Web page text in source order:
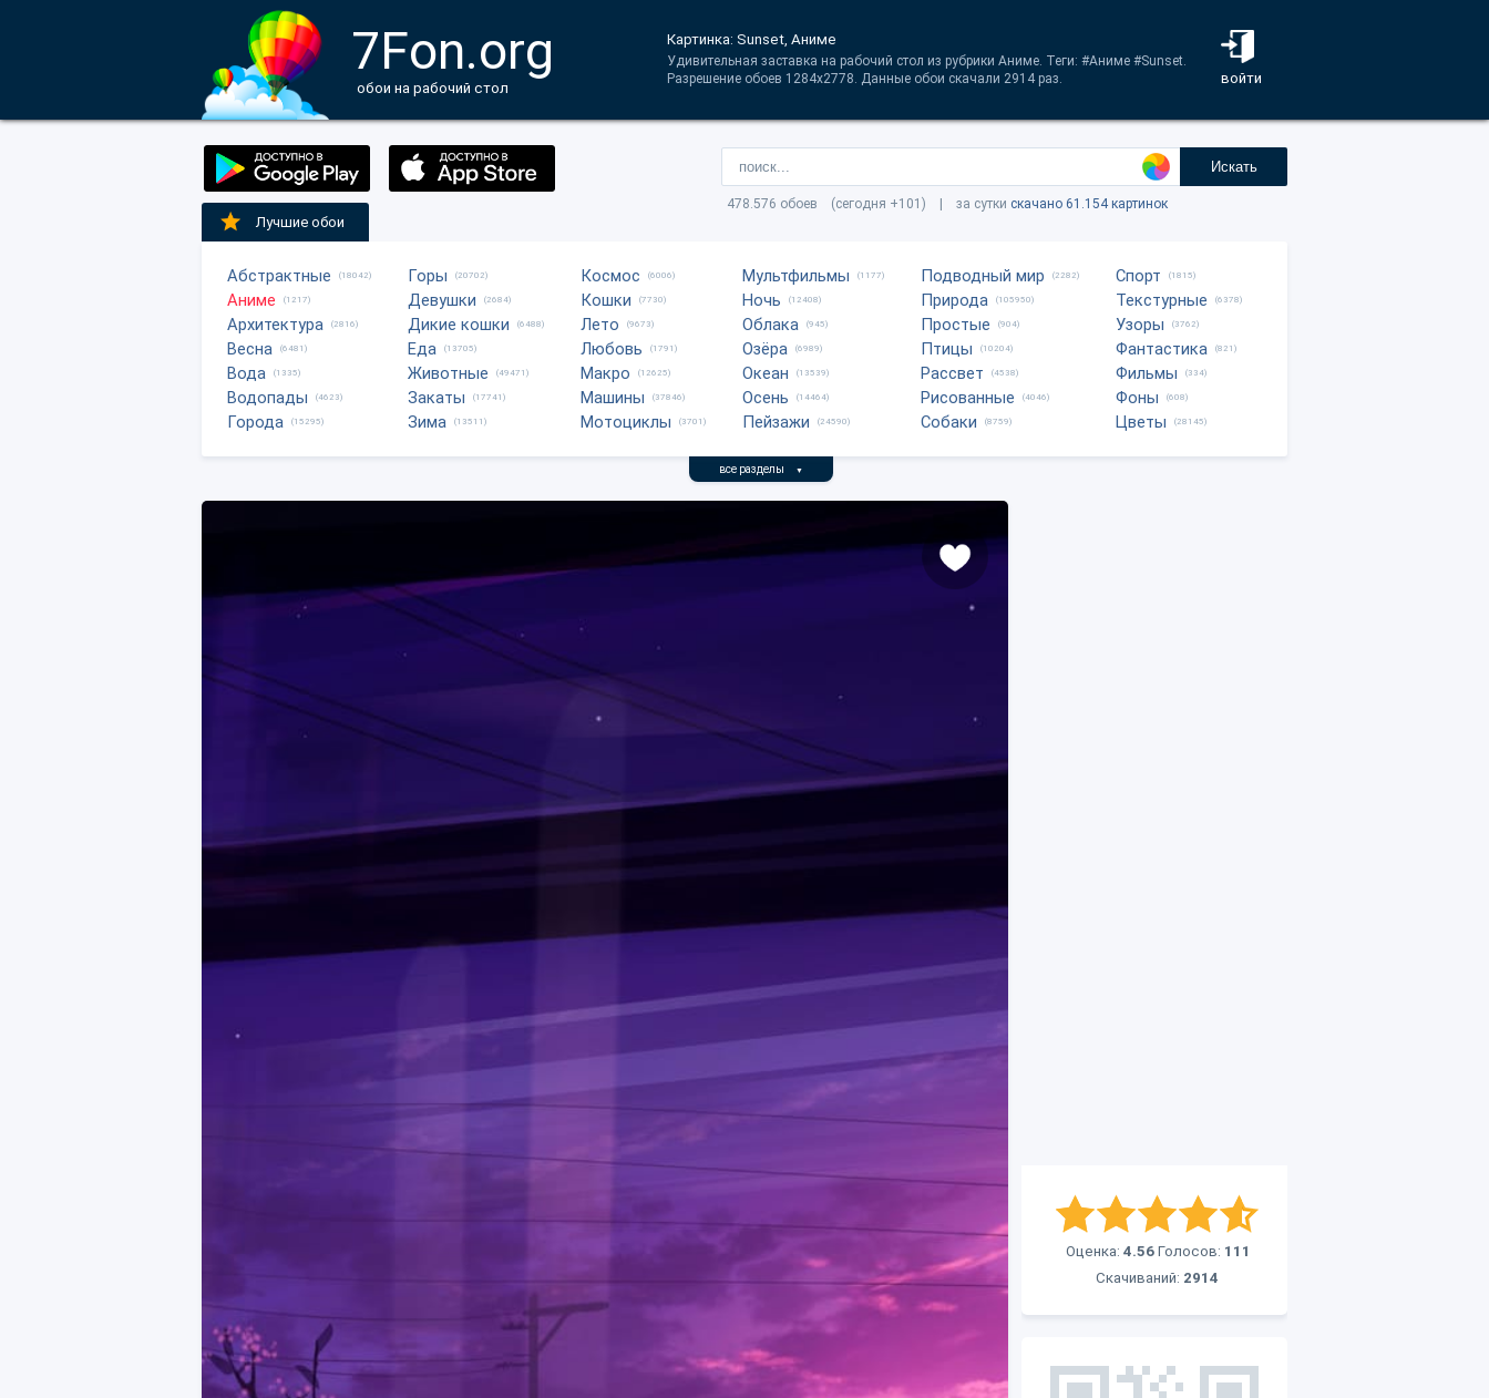
7Fon.org
обои на рабочий стол
войти
Картинка: Sunset, Аниме
Удивительная заставка на рабочий стол из рубрики Аниме. Теги: #Аниме #Sunset.
Разрешение обоев 1284x2778. Данные обои скачали 2914 раз.
Искать
478.576 обоев (сегодня +101) | за сутки скачано 61.154 картинок
Лучшие обои
Абстрактные (18042)
Аниме (1217)
Архитектура (2816)
Весна (6481)
Вода (1335)
Водопады (4623)
Города (15295)
Горы (20702)
Девушки (2684)
Дикие кошки (6488)
Еда (13705)
Животные (49471)
Закаты (17741)
Зима (13511)
Космос (6006)
Кошки (7730)
Лето (9673)
Любовь (1791)
Макро (12625)
Машины (37846)
Мотоциклы (3701)
Мультфильмы (1177)
Ночь (12408)
Облака (945)
Озёра (6989)
Океан (13539)
Осень (14464)
Пейзажи (24590)
Подводный мир (2282)
Природа (105950)
Простые (904)
Птицы (10204)
Рассвет (4538)
Рисованные (4046)
Собаки (8759)
Спорт (1815)
Текстурные (6378)
Узоры (3762)
Фантастика (821)
Фильмы (334)
Фоны (608)
Цветы (28145)
все разделы ▼
Оценка: 4.56 Голосов: 111
Скачиваний: 2914